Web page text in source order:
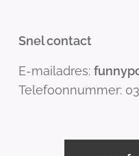
Snel contact
E-mailadres:
Telefoonnummer: